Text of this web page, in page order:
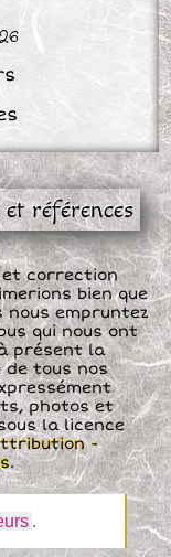
et références
et correction
bien que
nous empruntez
qui nous ont
présent la
tous nos
photos et
la licence
-
.
.